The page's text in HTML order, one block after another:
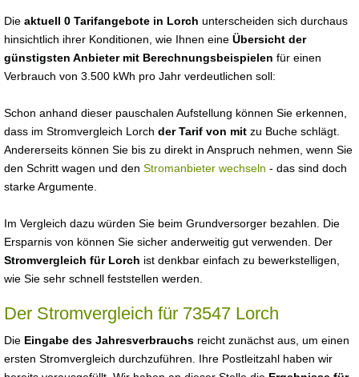
Die aktuell 0 Tarifangebote in Lorch unterscheiden sich durchaus
hinsichtlich ihrer Konditionen, wie Ihnen eine Übersicht der
günstigsten Anbieter mit Berechnungsbeispielen für einen
Verbrauch von 3.500 kWh pro Jahr verdeutlichen soll:
Schon anhand dieser pauschalen Aufstellung können Sie erkennen,
dass im Stromvergleich Lorch der Tarif von mit zu Buche schlägt.
Andererseits können Sie bis zu direkt in Anspruch nehmen, wenn Sie
den Schritt wagen und den Stromanbieter wechseln - das sind doch
starke Argumente.
Im Vergleich dazu würden Sie beim Grundversorger bezahlen. Die
Ersparnis von können Sie sicher anderweitig gut verwenden. Der
Stromvergleich für Lorch ist denkbar einfach zu bewerkstelligen,
wie Sie sehr schnell feststellen werden.
Der Stromvergleich für 73547 Lorch
Die Eingabe des Jahresverbrauchs reicht zunächst aus, um einen
ersten Stromvergleich durchzuführen. Ihre Postleitzahl haben wir